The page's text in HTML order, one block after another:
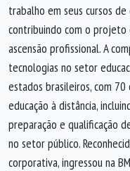
trabalho em seus cursos
contribuindo com o projeto
ascensão profissional. A
tecnologias no setor
estados brasileiros, com
educação à distância,
preparação e qualificação
no setor público.
corporativa, ingressou na